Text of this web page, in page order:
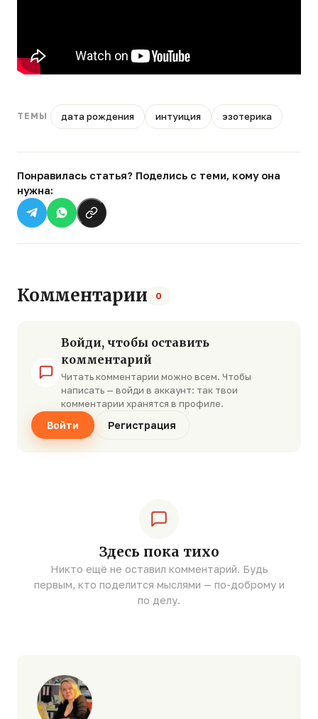
ТЕМЫ дата рождения интуиция эзотерика
Понравилась статья? Поделись с теми, кому она
нужна:
Комментарии 0
Войди, чтобы оставить
комментарий
Читать комментарии можно всем. Чтобы
написать — войди в аккаунт: так твои
комментарии хранятся в профиле.
Войти Регистрация
Здесь пока тихо
Никто ещё не оставил комментарий. Будь
первым, кто поделится мыслями — по-доброму и
по делу.